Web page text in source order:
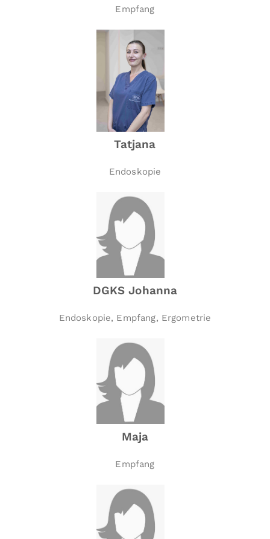
Empfang
Tatjana
Endoskopie
DGKS Johanna
Endoskopie, Empfang, Ergometrie
Maja
Empfang